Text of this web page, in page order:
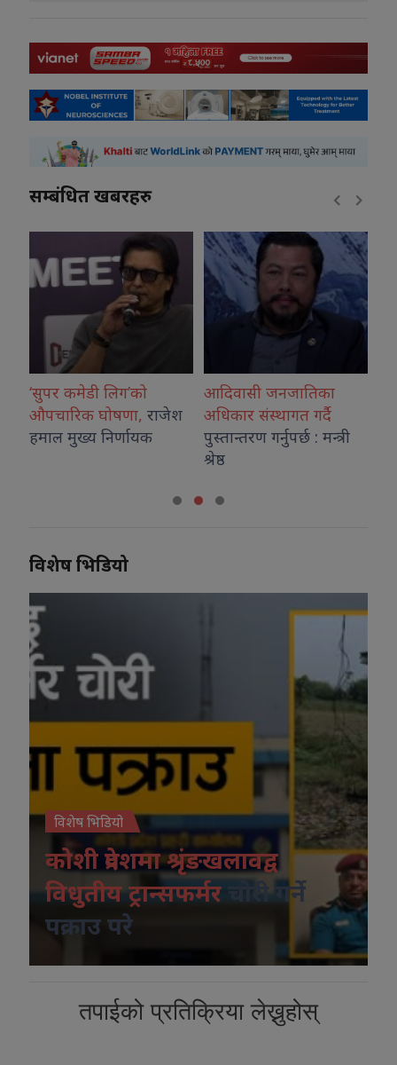
सम्बंधित खबरहरु
राजेश
आदिवासी जनजातिका
अधिकार संस्थागत गर्दै
पुस्तान्तरण गर्नुपर्छ : मन्त्री
डढेलो फैलिएपछि
इन्डोनेसियाको
निकुञ्ज बन्द
विशेष भिडियो
विशेष भिडियो
कोशी प्रदेशमा श्रृंङखलावद्व
विधुतीय ट्रान्सफर्मर
चोरी गर्ने
पक्राउ परे
तपाईको प्रतिक्रिया लेख्नुहोस्